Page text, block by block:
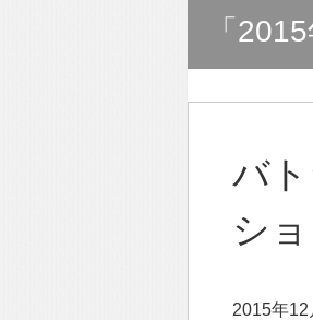
「
バ
シ
2015年12